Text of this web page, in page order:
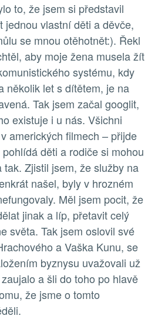
to, že jsem si představil
jednou vlastní děti a děvče,
se mnou otěhotnět:). Řekl
aby moje žena musela žít
systému, kdy
několik let s dítětem, je na
Tak jsem začal googlit,
existuje i u nás. Všichni
amerických filmech – přijde
děti a rodiče si mohou
Zjistil jsem, že služby na
našel, byly v hrozném
Měl jsem pocit, že
jinak a líp, přetavit celý
světa. Tak jsem oslovil své
a Vaška Kunu, se
byznysu uvažovali už
a šli do toho po hlavě
že jsme o tomto